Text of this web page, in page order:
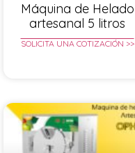
Máquina de Helado
artesanal 5 litros
SOLICITA UNA COTIZACIÓN >>